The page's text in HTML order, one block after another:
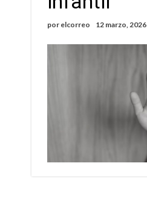
por elcorreo 12 marzo, 2026